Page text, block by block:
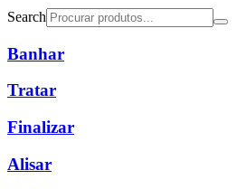
Search
Banhar
Tratar
Finalizar
Alisar